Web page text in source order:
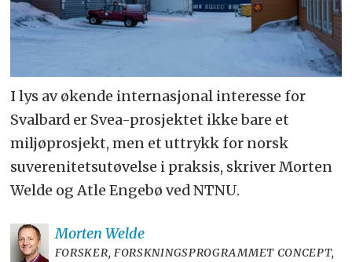
I lys av økende internasjonal interesse for
Svalbard er Svea-prosjektet ikke bare et
miljøprosjekt, men et uttrykk for norsk
suverenitetsutøvelse i praksis, skriver Morten
Welde og Atle Engebø ved NTNU.
Morten Welde
FORSKER, FORSKNINGSPROGRAMMET CONCEPT,